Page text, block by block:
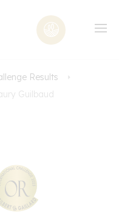
Results
Guilbaud